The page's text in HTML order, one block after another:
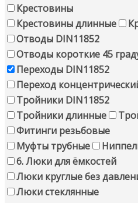
Крестовины
Крестовины длинные
Отводы DIN11852
Отводы короткие 45
Переходы DIN11852
Переход
Тройники DIN11852
Тройники длинные
Фитинги резьбовые
Муфты трубные
6. Люки для ёмкостей
Люки круглые без
Люки стеклянные